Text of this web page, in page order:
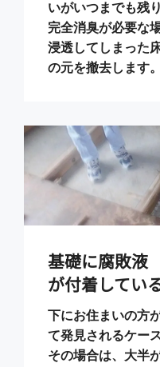
いがいつまでも残
完全消臭が必要な
浸透してしまった
の元を撤去します。
基礎に腐敗液
が付着してい
下にお住まいの方
て発見されるケー
その場合は、大半